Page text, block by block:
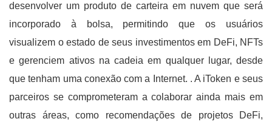
desenvolver um produto de carteira em nuvem que será
incorporado à bolsa, permitindo que os usuários
visualizem o estado de seus investimentos em DeFi, NFTs
e gerenciem ativos na cadeia em qualquer lugar, desde
que tenham uma conexão com a Internet. . A iToken e seus
parceiros se comprometeram a colaborar ainda mais em
outras áreas, como recomendações de projetos DeFi,